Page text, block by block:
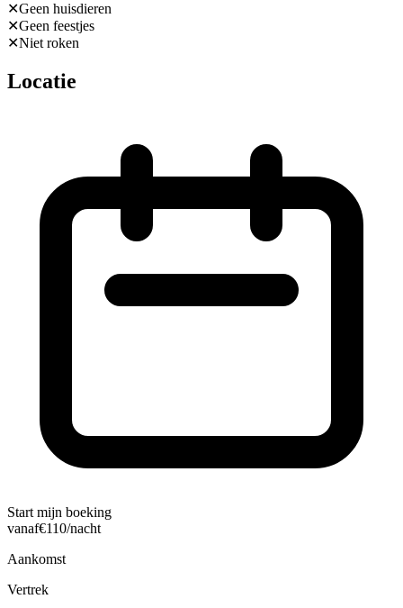
✕Geen huisdieren
✕Geen feestjes
✕Niet roken
Locatie
Start mijn boeking
vanaf€110/nacht
Aankomst
Vertrek